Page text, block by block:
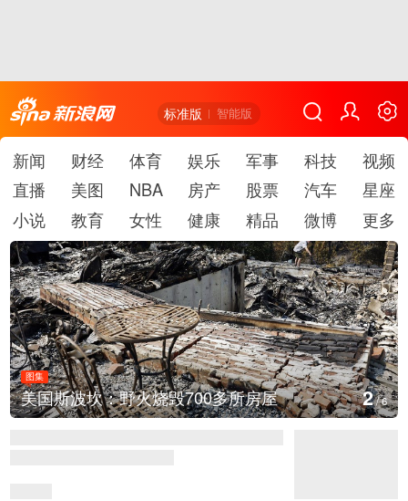
标准版 智能版
新闻 财经 体育 娱乐 军事 科技
视频
直播
美图 NBA 房产 股票 汽车
星座
小说
教育 女性 健康 精品 微博 更多
图集
叙利亚：大马士革发生爆炸 3/6